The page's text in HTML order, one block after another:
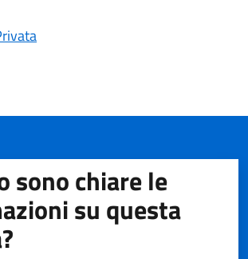
sono chiare le
su questa